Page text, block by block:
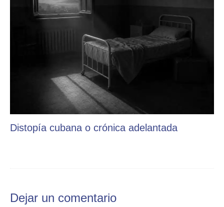
Distopía cubana o crónica adelantada
Dejar un comentario